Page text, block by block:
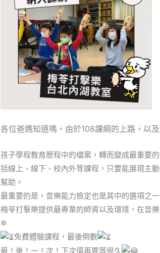
各位爸媽知道嗎，由於108課綱的上路，以
孩子學程教育歷程中的檔案，轉而變成最重要
括線上、線下、校內外等課程，只要能展現主
幫助。
最重要的是，音樂能力檢定也是其中的選項之一
梅苓打擊樂提供最專業的師資以及環境，在音
✲
免費體驗課程，最後倒數
最！後！一！次！下次還再要等很久